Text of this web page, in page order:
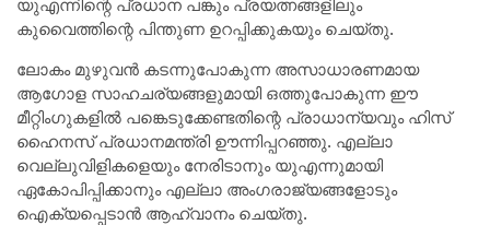
യുഎന്നിന്റെ പ്രധാന പങ്കും പ്രയത്നങ്ങളിലും
കുവൈത്തിന്റെ പിന്തുണ ഉറപ്പിക്കുകയും ചെയ്തു.
ലോകം മുഴുവൻ കടന്നുപോകുന്ന അസാധാരണമായ
ആഗോള സാഹചര്യങ്ങളുമായി ഒത്തുപോകുന്ന ഈ
മീറ്റിംഗുകളിൽ പങ്കെടുക്കേണ്ടതിന്റെ പ്രാധാന്യവും ഹിസ്
ഹൈനസ് പ്രധാനമന്ത്രി ഊന്നിപ്പറഞ്ഞു. എല്ലാ
വെല്ലുവിളികളെയും നേരിടാനും യുഎന്നുമായി
ഏകോപിപ്പിക്കാനും എല്ലാ അംഗരാജ്യങ്ങളോടും
ഐക്യപ്പെടാൻ ആഹ്വാനം ചെയ്തു.